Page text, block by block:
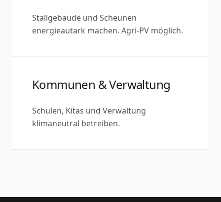
Stallgebäude und Scheunen
energieautark machen. Agri-PV möglich.
Kommunen & Verwaltung
Schulen, Kitas und Verwaltung
klimaneutral betreiben.